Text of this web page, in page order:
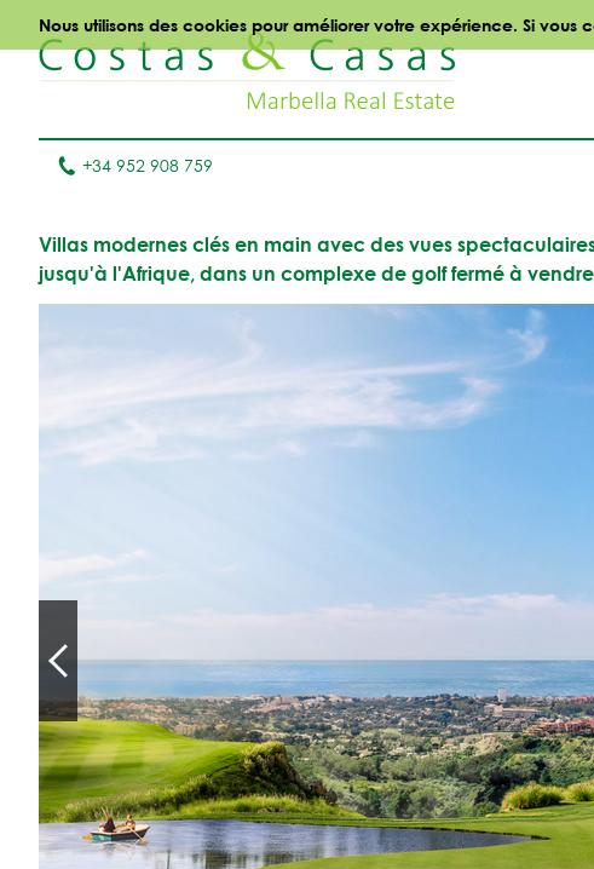
Nous utilisons des cookies pour améliorer votre expérience. Si
+34 952 908 759
Villas modernes clés en main avec des vues
jusqu'à l'Afrique, dans un complexe de golf fermé à